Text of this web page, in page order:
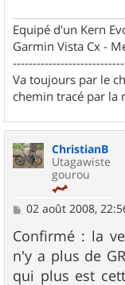
Equipé d'un Kern
Garmin Vista Cx -
Va toujours par le
chemin tracé par la
ChristianB
Utagawiste
gourou
M
s
s
a
g
02 août 2008,
Confirmé : la
n'y a plus de
qui plus est